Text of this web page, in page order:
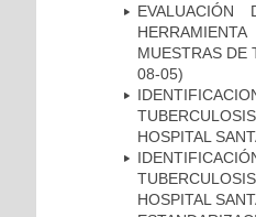
MUESTRAS DE
08-05)
HOSPITAL
HOSPITAL